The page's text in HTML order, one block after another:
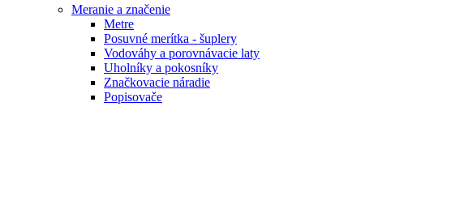
Meranie a značenie
Metre
Posuvné merítka - šuplery
Vodováhy a porovnávacie laty
Uholníky a pokosníky
Značkovacie náradie
Popisovače